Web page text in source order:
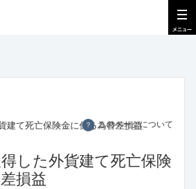
建て死亡保険金に係る為替差損益
？ このページについて
した外貨建て死亡保険
損益